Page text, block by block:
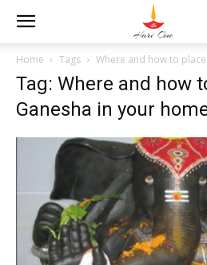
Home Tags Where and how to
Tag: Where and how
Ganesha in your